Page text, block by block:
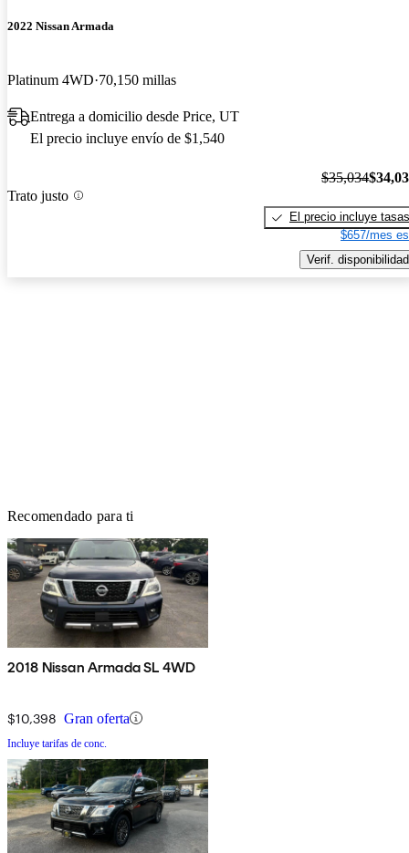
2022 Nissan Armada
Platinum 4WD 70,150 millas
Entrega a domicilio desde Price, UT
El precio incluye envío de $1,540
Trato justo
$35,034
El precio incluye tasas
$657/mes
Verif. disponibilidad
Recomendado para ti
2018 Nissan Armada SL 4WD
$10,398 Gran oferta
Incluye tarifas de conc.